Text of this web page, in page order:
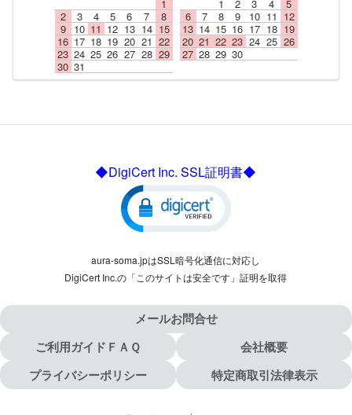
1
2
3 4 5 6 7
8
9
10 11 12 13 14 15
16 17 18 19 20 21 22
23 24 25 26 27 28 29
30 31
1
2 3 4
5
6
7 8 9 10 11 12
13 14 15 16 17 18 19
20 21 22 23 24 25 26
27 28 29 30
◆DigiCert Inc. SSL証明書◆
aura-soma.jpはSSL暗号化通信に対応し
DigiCert Inc.の「このサイトは安全です」証明を取得
メールお問合せ
ご利用ガイドＦＡＱ
会社概要
プライバシーポリシー
特定商取引法律表示